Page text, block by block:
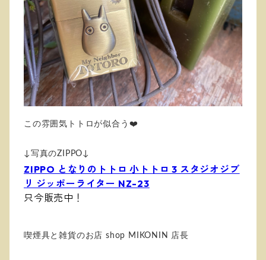
この雰囲気トトロが似合う❤️
↓写真のZIPPO↓
ZIPPO となりのトトロ 小トトロ 3 スタジオジブ
リ ジッポーライター NZ-23
只今販売中！
喫煙具と雑貨のお店 shop MIKONIN 店長